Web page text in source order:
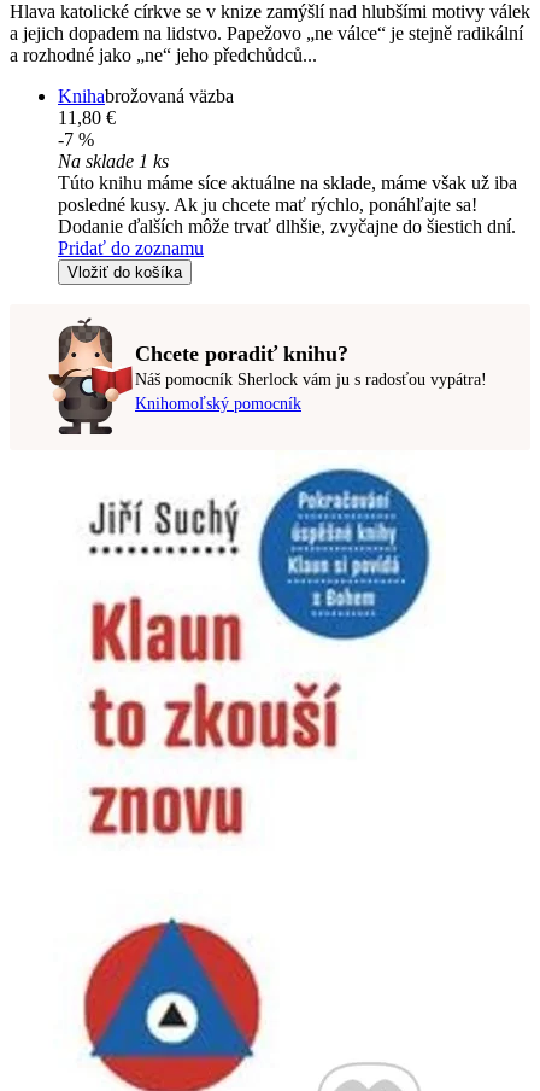
Hlava katolické církve se v knize zamýšlí nad hlubšími motivy válek
a jejich dopadem na lidstvo. Papežovo „ne válce“ je stejně radikální
a rozhodné jako „ne“ jeho předchůdců...
Knihabrožovaná väzba
11,80 €
-7 %
Na sklade 1 ks
Túto knihu máme síce aktuálne na sklade, máme však už iba
posledné kusy. Ak ju chcete mať rýchlo, ponáhľajte sa!
Dodanie ďalších môže trvať dlhšie, zvyčajne do šiestich dní.
Pridať do zoznamu
Vložiť do košíka
Chcete poradiť knihu?
Náš pomocník Sherlock vám ju s radosťou vypátra!
Knihomoľský pomocník